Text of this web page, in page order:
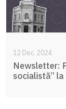
12 Dec. 2024
Newsletter:
socialistă”